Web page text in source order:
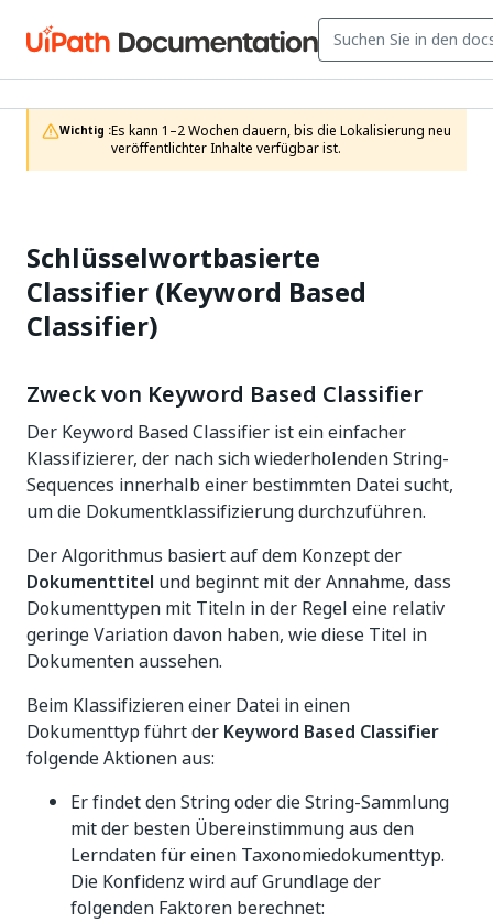
Wichtig :Es kann 1–2 Wochen dauern, bis die Lokalisierung neu
veröffentlichter Inhalte verfügbar ist.
Schlüsselwortbasierte
Classifier (Keyword Based
Classifier)
Zweck von Keyword Based Classifier
Der Keyword Based Classifier ist ein einfacher
Klassifizierer, der nach sich wiederholenden String-
Sequences innerhalb einer bestimmten Datei sucht,
um die Dokumentklassifizierung durchzuführen.
Der Algorithmus basiert auf dem Konzept der
Dokumenttitel und beginnt mit der Annahme, dass
Dokumenttypen mit Titeln in der Regel eine relativ
geringe Variation davon haben, wie diese Titel in
Dokumenten aussehen.
Beim Klassifizieren einer Datei in einen
Dokumenttyp führt der Keyword Based Classifier
folgende Aktionen aus:
Er findet den String oder die String-Sammlung
mit der besten Übereinstimmung aus den
Lerndaten für einen Taxonomiedokumenttyp.
Die Konfidenz wird auf Grundlage der
folgenden Faktoren berechnet: